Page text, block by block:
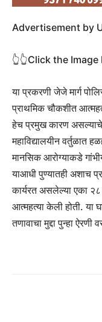
Advertisement by
👆👆Click the Image
या प्रकरणी जेजे मार्ग
प्राथमिक चौकशीत
हेच प्रमुख कारण असल्याचे
महाविद्यालयीन वर्तुळात
मानसिक आरोग्याकडे
याआधी पुण्यातही अशाच
कार्यरत असलेल्या एका २८
आत्महत्या केली होती. या
तणावाचा मुद्दा पुन्हा